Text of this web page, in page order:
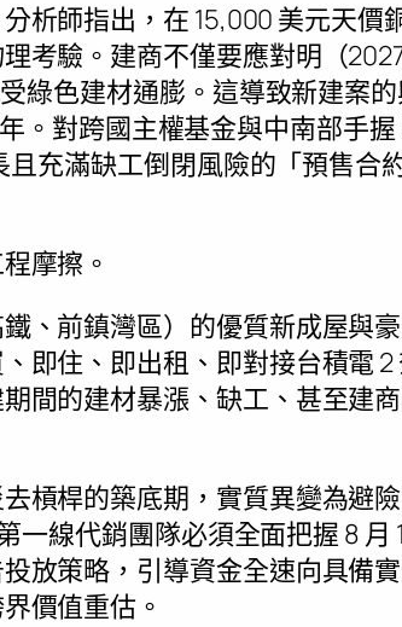
析師指出，在 15,000 美元天價
考驗。建商不僅要應對明（
綠色建材通膨。這導致新建案
。對跨國主權基金與中南部手握
充滿缺工倒閉風險的「預售合約
摩擦。
、前鎮灣區）的優質新成屋與豪
即住、即出租、即對接台積電 2
間的建材暴漲、缺工、甚至建
槓桿的築底期，實質異變為避
線代銷團隊必須全面把握 8 月
放策略，引導資金全速向具備
價值重估。